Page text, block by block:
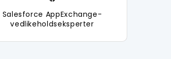
Salesforce AppExchange-
vedlikeholdseksperter